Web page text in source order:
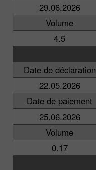
29.06.2026
Volume
4.5
Date de déclaration
22.05.2026
Date de paiement
25.06.2026
Volume
0.17